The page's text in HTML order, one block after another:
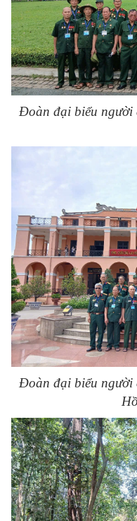
Đoàn đại biểu người
Đoàn đại biểu người